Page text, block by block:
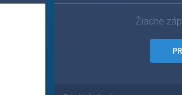
Žiadne